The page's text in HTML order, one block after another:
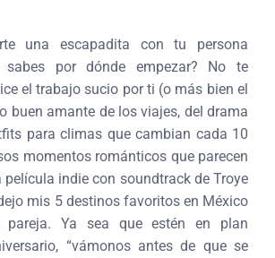
una escapadita con tu persona
por dónde empezar? No te
el trabajo sucio por ti (o más bien el
buen amante de los viajes, del drama
para climas que cambian cada 10
momentos románticos que parecen
indie con soundtrack de Troye
mis 5 destinos favoritos en México
pareja. Ya sea que estén en plan
“vámonos antes de que se